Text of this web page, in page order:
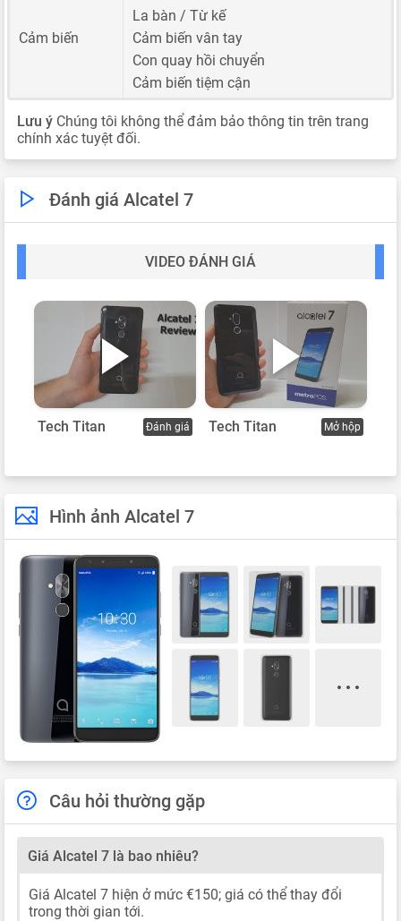
Cảm biến
La bàn / Từ kế
Cảm biến vân tay
Con quay hồi chuyển
Cảm biến tiệm cận
Lưu ý Chúng tôi không thể đảm bảo thông tin trên trang
chính xác tuyệt đối.
Đánh giá Alcatel 7
VIDEO ĐÁNH GIÁ
Tech Titan Đánh giá Tech Titan Mở hộp
Hình ảnh Alcatel 7
Câu hỏi thường gặp
Giá Alcatel 7 là bao nhiêu?
Giá Alcatel 7 hiện ở mức €150; giá có thể thay đổi
trong thời gian tới.